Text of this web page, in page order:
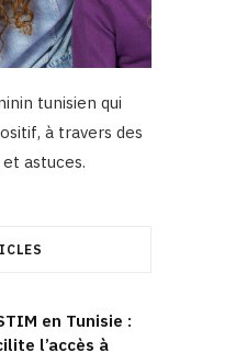
tunisien qui
à travers des
astuces.
en Tunisie :
l’accès à